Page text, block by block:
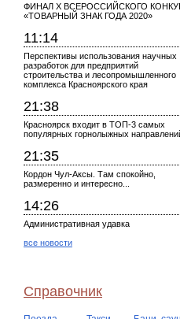
ФИНАЛ X ВСЕРОССИЙСКОГО
«ТОВАРНЫЙ ЗНАК ГОДА 2020»
11:14
Перспективы использования научных
разработок для предприятий
строительства и лесопромышленного
комплекса Красноярского края
21:38
Красноярск входит в ТОП-3 самых
популярных горнолыжных
21:35
Кордон Чул-Аксы. Там спокойно,
размеренно и интересно...
14:26
Административная удавка
все новости
Справочник